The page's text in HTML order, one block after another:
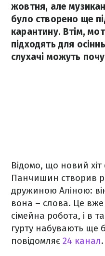
жовтня, але
було створено ще
карантину. Втім,
підходять для
слухачі можуть
Відомо, що новий
Панчишин створив
дружиною Аліною:
вона – слова. Це
сімейна робота, і в
гурту набувають ще
повідомляє 24 канал.